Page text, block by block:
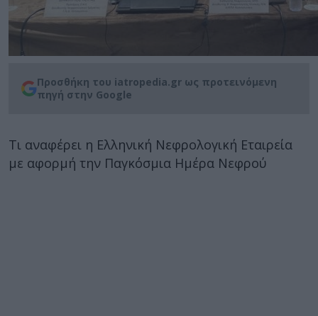
Προσθήκη του iatropedia.gr ως προτεινόμενη
πηγή στην Google
Τι αναφέρει η Ελληνική Νεφρολογική Εταιρεία
με αφορμή την Παγκόσμια Ημέρα Νεφρού